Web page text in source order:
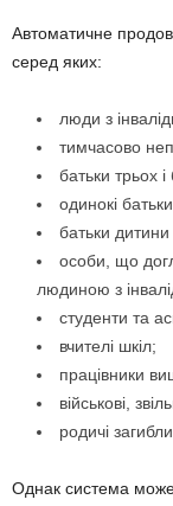
Автоматичне
серед яких:
люди з
тимчасово
батьки трьох і
одинокі
батьки дитини
особи, що
людиною з
студенти та
вчителі шкіл;
працівники
військові,
родичі
Однак система